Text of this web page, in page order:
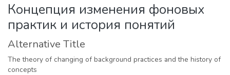
All of DSpace
Statistics
Концепция изменения фоновых
практик и история понятий
Alternative Title
The theory of changing of background practices and the history of
concepts